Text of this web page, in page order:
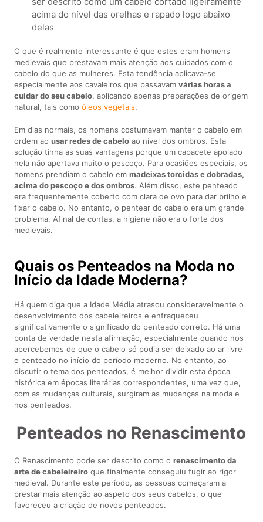
acima do nível das orelhas e rapado logo abaixo
delas
O que é realmente interessante é que estes eram homens
medievais que prestavam mais atenção aos cuidados com o
cabelo do que as mulheres. Esta tendência aplicava-se
especialmente aos cavaleiros que passavamvárias horas a
cuidar do seu cabelo, aplicando apenas preparações de origem
natural, tais comoóleos vegetais.
Em dias normais, os homens costumavam manter o cabelo em
ordem aousar redes de cabelo ao nível dos ombros. Esta
solução tinha as suas vantagens porque um capacete apoiado
nela não apertava muito o pescoço. Para ocasiões especiais, os
homens prendiam o cabelo emmadeixas torcidas e dobradas,
acima do pescoço e dos ombros. Além disso, este penteado
era frequentemente coberto com clara de ovo para dar brilho e
fixar o cabelo. No entanto, o pentear do cabelo era um grande
problema. Afinal de contas, a higiene não era o forte dos
medievais.
Quais os Penteados na Moda no
Início da Idade Moderna?
Há quem diga que a Idade Média atrasou consideravelmente o
desenvolvimento dos cabeleireiros e enfraqueceu
significativamente o significado do penteado correto. Há uma
ponta de verdade nesta afirmação, especialmente quando nos
apercebemos de que o cabelo só podia ser deixado ao ar livre
e penteado no início do período moderno. No entanto, ao
discutir o tema dos penteados, é melhor dividir esta época
histórica em épocas literárias correspondentes, uma vez que,
com as mudanças culturais, surgiram as mudanças na moda e
nos penteados.
Penteados no Renascimento
O Renascimento pode ser descrito como orenascimento da
arte de cabeleireiro que finalmente conseguiu fugir ao rigor
medieval. Durante este período, as pessoas começaram a
prestar mais atenção ao aspeto dos seus cabelos, o que
favoreceu a criação de novos penteados.